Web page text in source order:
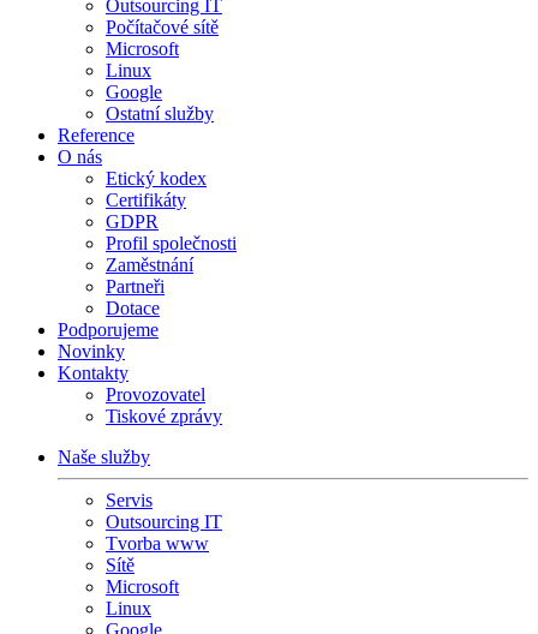
Outsourcing IT
Počítačové sítě
Microsoft
Linux
Google
Ostatní služby
Reference
O nás
Etický kodex
Certifikáty
GDPR
Profil společnosti
Zaměstnání
Partneři
Dotace
Podporujeme
Novinky
Kontakty
Provozovatel
Tiskové zprávy
Naše služby
Servis
Outsourcing IT
Tvorba www
Sítě
Microsoft
Linux
Google